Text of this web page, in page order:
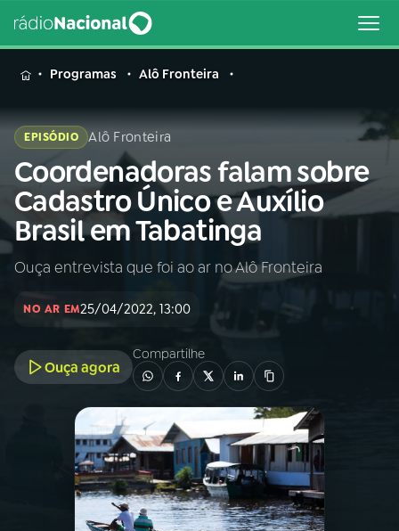
MENU
Buscar
na
Rádio
Nacional
Buscar
AO VIVO
INÍCIO
02A RÁDIO
PROGRAMAÇÃO
PROGRAMAS
Programas Alô Fronteira
EPISÓDIO Alô Fronteira
Coordenadoras falam sobre
Cadastro Único e Auxílio
Brasil em Tabatinga
Ouça entrevista que foi ao ar no Alô Fronteira
NO AR EM25/04/2022, 13:00
Ouça agora
Compartilhe